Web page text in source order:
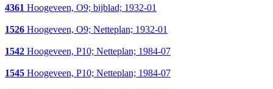
4361 Hoogeveen, O9; bijblad; 1932-01
1526 Hoogeveen, O9; Netteplan; 1932-01
1542 Hoogeveen, P10; Netteplan; 1984-07
1545 Hoogeveen, P10; Netteplan; 1984-07